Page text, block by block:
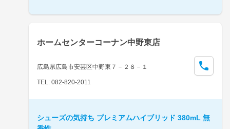
ホームセンターコーナン中野東店
広島県広島市安芸区中野東７－２８－１
TEL: 082-820-2011
シューズの気持ち プレミアムハイブリッド 380mL 無